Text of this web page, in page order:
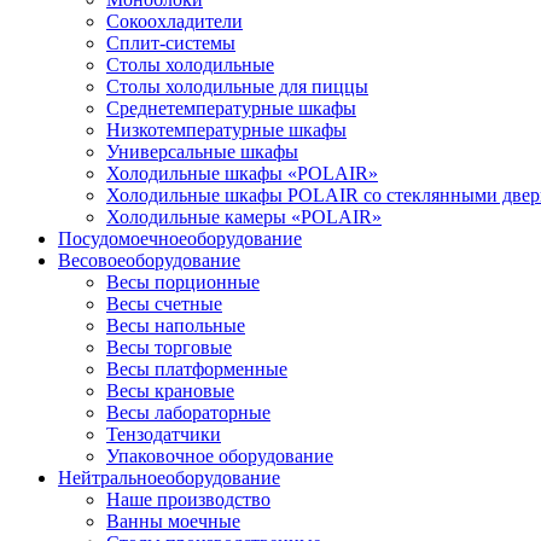
Сокоохладители
Сплит-системы
Столы холодильные
Столы холодильные для пиццы
Среднетемпературные шкафы
Низкотемпературные шкафы
Универсальные шкафы
Холодильные шкафы «POLAIR»
Холодильные шкафы POLAIR со стеклянными
Холодильные камеры «POLAIR»
Посудомоечноеоборудование
Весовоеоборудование
Весы порционные
Весы счетные
Весы напольные
Весы торговые
Весы платформенные
Весы крановые
Весы лабораторные
Тензодатчики
Упаковочное оборудование
Нейтральноеоборудование
Наше производство
Ванны моечные